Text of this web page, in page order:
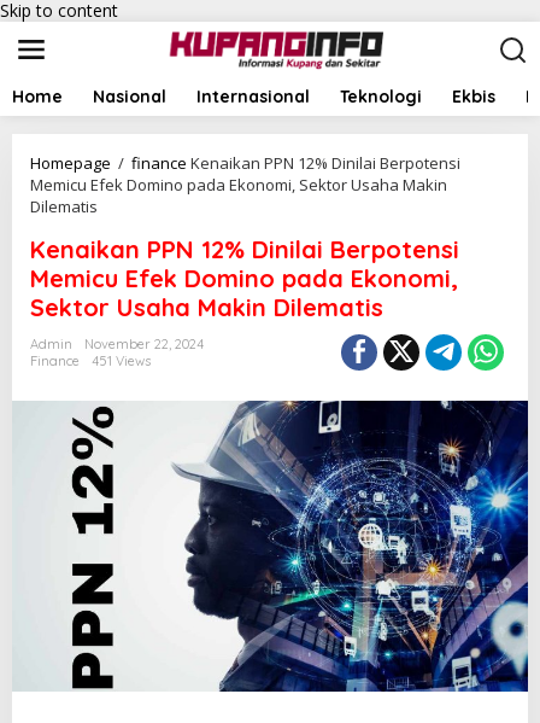
Skip to content
Home Nasional Internasional Teknologi Ekbis
Homepage / finance Kenaikan PPN 12% Dinilai Berpotensi
Memicu Efek Domino pada Ekonomi, Sektor Usaha Makin
Dilematis
Kenaikan PPN 12% Dinilai Berpotensi
Memicu Efek Domino pada Ekonomi,
Sektor Usaha Makin Dilematis
Admin
November 22, 2024
Finance
451 Views